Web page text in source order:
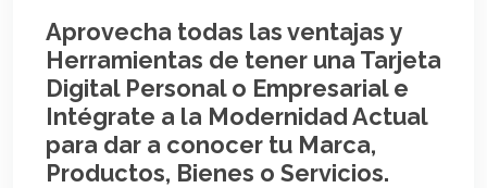
Aprovecha todas las ventajas y
Herramientas de tener una Tarjeta
Digital Personal o Empresarial e
Intégrate a la Modernidad Actual
para dar a conocer tu Marca,
Productos, Bienes o Servicios.